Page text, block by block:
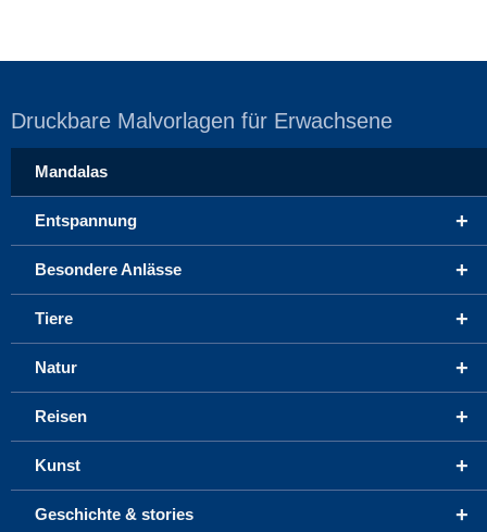
Druckbare Malvorlagen für Erwachsene
Mandalas
+
Entspannung
+
Besondere Anlässe
+
Tiere
+
Natur
+
Reisen
+
Kunst
+
Geschichte & stories